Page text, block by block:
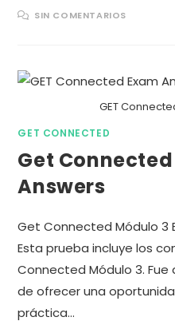
SIN COMENTARIOS
GET
GET CONNECTED
Get
Answers
Get Connected Módulo 3
Esta prueba incluye los
Connected Módulo 3.
de ofrecer una
práctica…